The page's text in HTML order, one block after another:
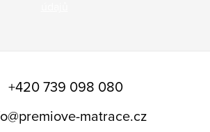
+420 739 098 080
@premiove-matrace.cz